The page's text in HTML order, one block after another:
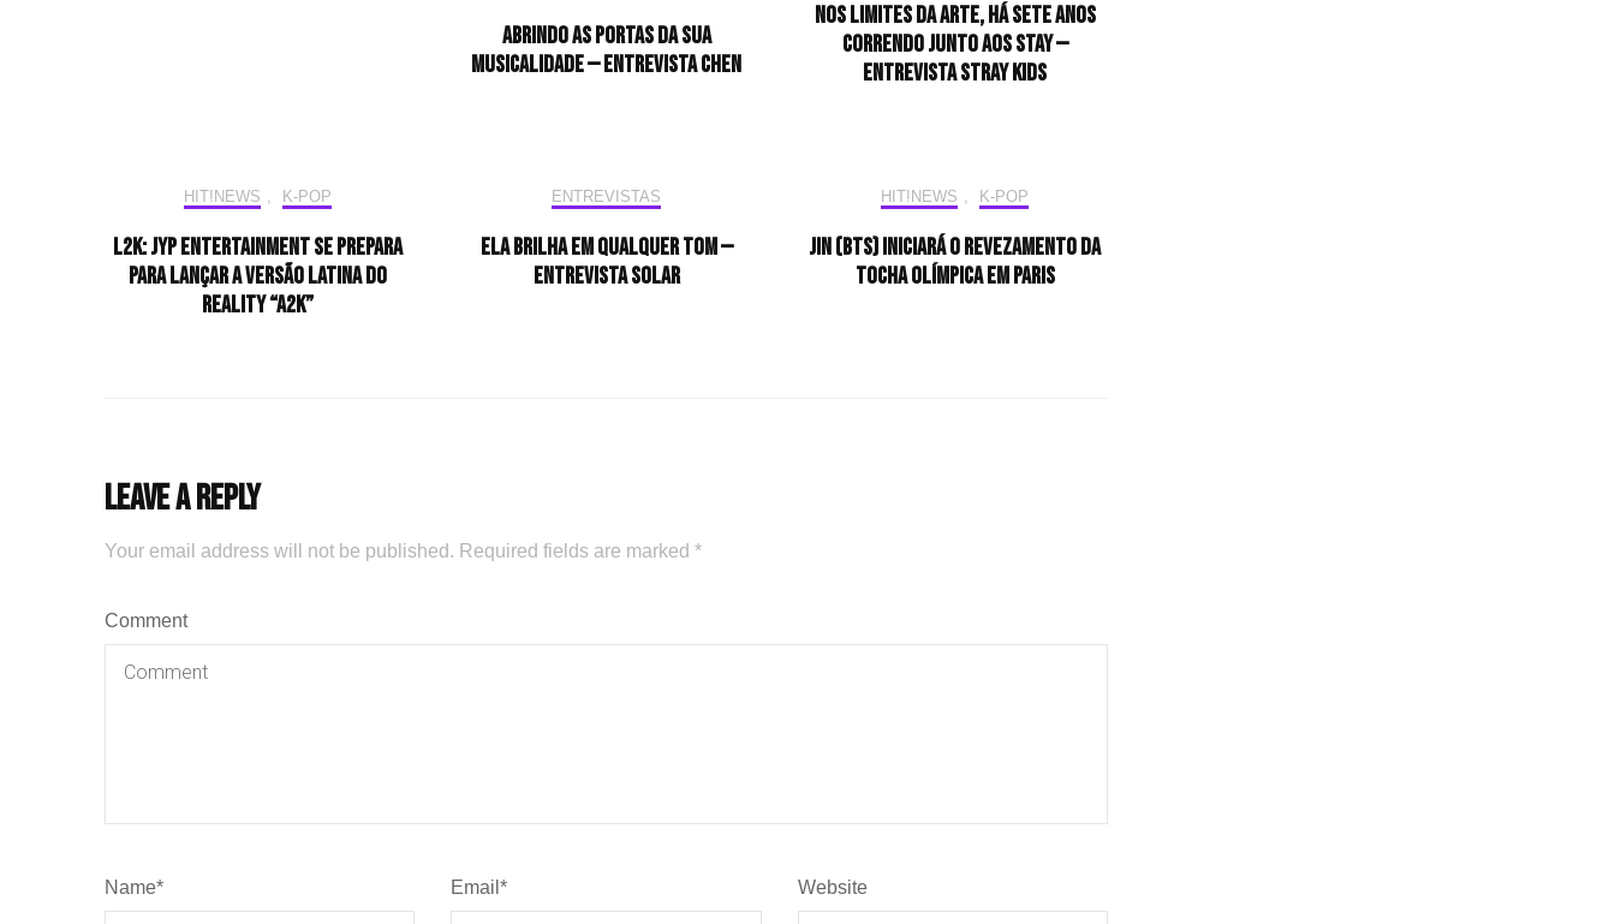
Abrindo as portas da sua
musicalidade — Entrevista CHEN
Nos limites da arte, há sete anos
correndo junto aos STAY —
Entrevista Stray Kids
HIT!NEWS , K-POP
L2K: JYP Entertainment se prepara
para lançar a versão latina do
reality “A2K”
ENTREVISTAS
Ela brilha em qualquer tom —
Entrevista Solar
HIT!NEWS , K-POP
Jin (BTS) iniciará o revezamento da
tocha olímpica em Paris
Leave a Reply
Your email address will not be published. Required fields are marked *
Comment
Name* Email* Website